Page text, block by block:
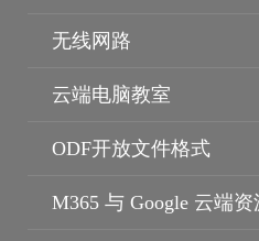
个人资料保护
无线网路
云端电脑教室
ODF开放文件格式
M365 与 Google 云端